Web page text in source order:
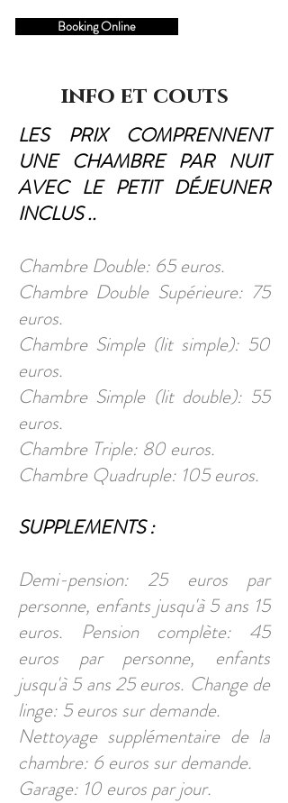
Booking Online
info et couts
LES PRIX COMPRENNENT
UNE CHAMBRE PAR NUIT
AVEC LE PETIT DÉJEUNER
INCLUS ..
Chambre Double: 65 euros.
Chambre Double Supérieure: 75
euros.
Chambre Simple (lit simple): 50
euros.
Chambre Simple (lit double): 55
euros.
Chambre Triple: 80 euros.
Chambre Quadruple: 105 euros.
SUPPLEMENTS :
Demi-pension: 25 euros par
personne, enfants jusqu'à 5 ans 15
euros. Pension complète: 45
euros par personne, enfants
jusqu'à 5 ans 25 euros. Change de
linge: 5 euros sur demande.
Nettoyage supplémentaire de la
chambre: 6 euros sur demande.
Garage: 10 euros par jour.